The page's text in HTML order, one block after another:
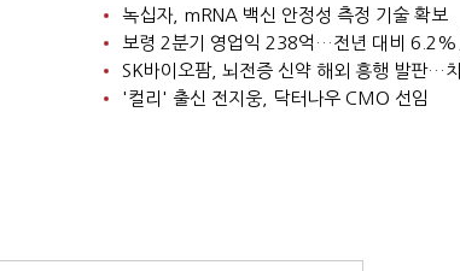
녹십자, mRNA 백신 안정성 측정 기술 확보
보령 2분기 영업익 238억…전년 대비 6.2%↓
SK바이오팜, 뇌전증 신약 해외 흥행 발판…
'컬리' 출신 전지웅, 닥터나우 CMO 선임